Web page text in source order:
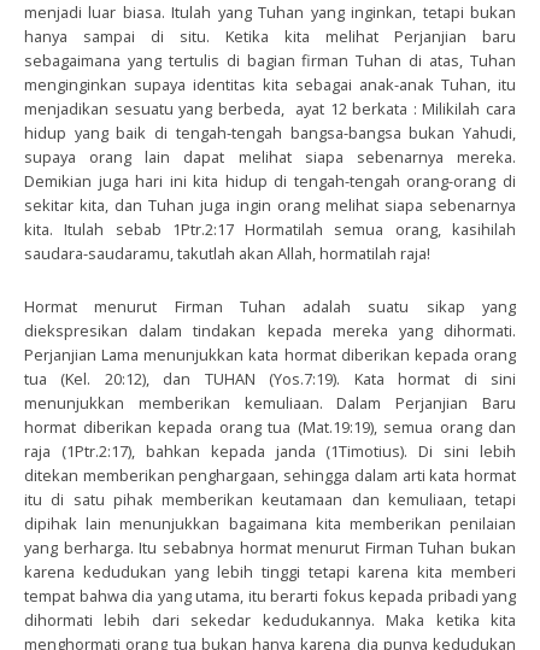
menjadi luar biasa. Itulah yang Tuhan yang inginkan, tetapi bukan
hanya sampai di situ. Ketika kita melihat Perjanjian baru
sebagaimana yang tertulis di bagian firman Tuhan di atas, Tuhan
menginginkan supaya identitas kita sebagai anak-anak Tuhan, itu
menjadikan sesuatu yang berbeda, ayat 12 berkata : Milikilah cara
hidup yang baik di tengah-tengah bangsa-bangsa bukan Yahudi,
supaya orang lain dapat melihat siapa sebenarnya mereka.
Demikian juga hari ini kita hidup di tengah-tengah orang-orang di
sekitar kita, dan Tuhan juga ingin orang melihat siapa sebenarnya
kita. Itulah sebab 1Ptr.2:17 Hormatilah semua orang, kasihilah
saudara-saudaramu, takutlah akan Allah, hormatilah raja!
Hormat menurut Firman Tuhan adalah suatu sikap yang
diekspresikan dalam tindakan kepada mereka yang dihormati.
Perjanjian Lama menunjukkan kata hormat diberikan kepada orang
tua (Kel. 20:12), dan TUHAN (Yos.7:19). Kata hormat di sini
menunjukkan memberikan kemuliaan. Dalam Perjanjian Baru
hormat diberikan kepada orang tua (Mat.19:19), semua orang dan
raja (1Ptr.2:17), bahkan kepada janda (1Timotius). Di sini lebih
ditekan memberikan penghargaan, sehingga dalam arti kata hormat
itu di satu pihak memberikan keutamaan dan kemuliaan, tetapi
dipihak lain menunjukkan bagaimana kita memberikan penilaian
yang berharga. Itu sebabnya hormat menurut Firman Tuhan bukan
karena kedudukan yang lebih tinggi tetapi karena kita memberi
tempat bahwa dia yang utama, itu berarti fokus kepada pribadi yang
dihormati lebih dari sekedar kedudukannya. Maka ketika kita
menghormati orang tua bukan hanya karena dia punya kedudukan